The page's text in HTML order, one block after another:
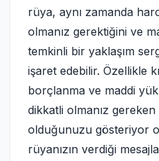
rüya, aynı zamanda
olmanız gerektiğini ve
temkinli bir yaklaşım
işaret edebilir. Özellikle
borçlanma ve maddi
dikkatli olmanız
olduğunuzu gösteriyor
rüyanızın verdiği